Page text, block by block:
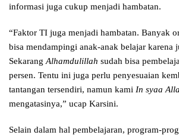
informasi juga cukup menjadi hambatan.
“Faktor TI juga menjadi hambatan. Banyak
bisa mendampingi anak-anak belajar karena
Sekarang Alhamdulillah sudah bisa
persen. Tentu ini juga perlu penyesuaian
tantangan tersendiri, namun kami In syaa
mengatasinya,” ucap Karsini.
Selain dalam hal pembelajaran, program-